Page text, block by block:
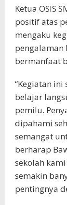
Ketua OSIS
positif atas
mengaku
pengalaman
bermanfaat
“Kegiatan
belajar
pemilu.
dipahami
semangat
berharap
sekolah
semakin
pentingnya